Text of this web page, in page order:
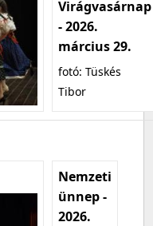
Virágvasárnap
- 2026.
március 29.
fotó: Tüskés
Tibor
Nemzeti
ünnep -
2026.